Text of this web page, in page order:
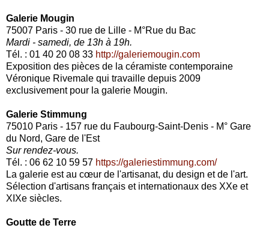
Galerie Mougin
75007 Paris - 30 rue de Lille - M°Rue du Bac
Mardi - samedi, de 13h à 19h.
Tél. : 01 40 20 08 33 http://galeriemougin.com
Exposition des pièces de la céramiste contemporaine
Véronique Rivemale qui travaille depuis 2009
exclusivement pour la galerie Mougin.
Galerie Stimmung
75010 Paris - 157 rue du Faubourg-Saint-Denis - M° Gare
du Nord, Gare de l'Est
Sur rendez-vous.
Tél. : 06 62 10 59 57 https://galeriestimmung.com/
La galerie est au cœur de l'artisanat, du design et de l'art.
Sélection d'artisans français et internationaux des XXe et
XIXe siècles.
Goutte de Terre